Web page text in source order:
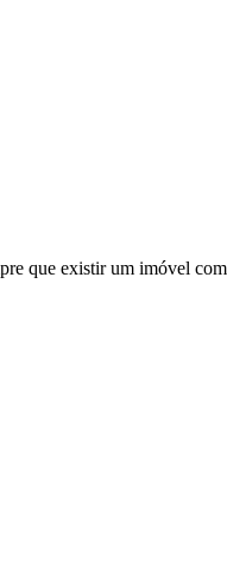
que existir um imóvel